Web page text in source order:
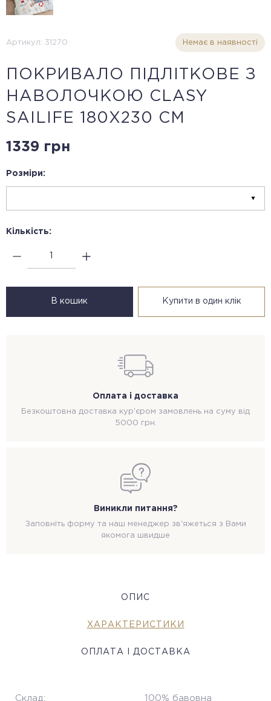
Артикул: 31270 Немає в наявності
ПОКРИВАЛО ПІДЛІТКОВЕ З
НАВОЛОЧКОЮ CLASY
SAILIFE 180Х230 СМ
1339 грн
Розміри:
Кількість:
В кошик Купити в один клік
Оплата і доставка
Безкоштовна доставка кур'єром замовлень на суму від
5000 грн.
Виникли питання?
Заповніть форму та наш менеджер зв'яжеться з Вами
якомога швидше
ОПИС
ХАРАКТЕРИСТИКИ
ОПЛАТА І ДОСТАВКА
Склад: 100% бавовна